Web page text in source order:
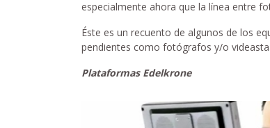
especialmente ahora que la línea entre
Éste es un recuento de algunos de los
pendientes como fotógrafos y/o
Plataformas Edelkrone